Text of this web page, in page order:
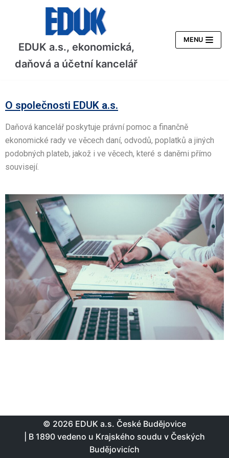
EDUK a.s., ekonomická,
daňová a účetní kancelář
MENU
O společnosti EDUK a.s.
Daňová kancelář poskytuje právní pomoc a finančně
ekonomické rady ve věcech daní, odvodů, poplatků a jiných
podobných plateb, jakož i ve věcech, které s daněmi přímo
souvisejí.
© 2026 EDUK a.s. České Budějovice
| B 1890 vedeno u Krajského soudu v Českých
Budějovicích